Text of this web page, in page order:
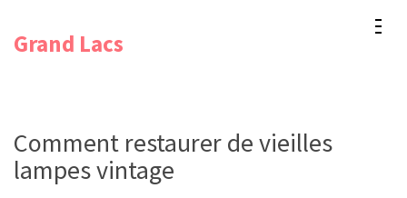
Grand Lacs
Comment restaurer de vieilles
lampes vintage